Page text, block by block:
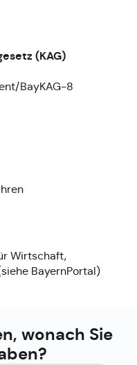
(KAG)
BayKAG-8
Wirtschaft,
BayernPortal)
wonach Sie